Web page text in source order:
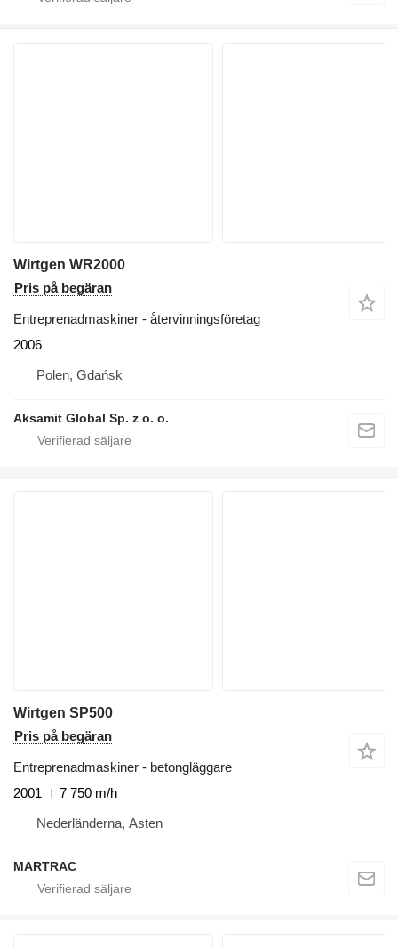
Wirtgen WR2000
Pris på begäran
Entreprenadmaskiner - återvinningsföretag
2006
Polen, Gdańsk
Aksamit Global Sp. z o. o.
Wirtgen SP500
Pris på begäran
Entreprenadmaskiner - betongläggare
2001
7 750 m/h
Nederländerna, Asten
MARTRAC